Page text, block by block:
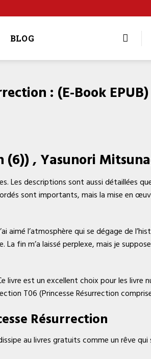
BLOG
: (E-Book EPUB)
(6)) , Yasunori
Les descriptions sont aussi détaillées
sont importants, mais la mise en
aimé l’atmosphère qui se dégage de
fin m’a laissé perplexe, mais je
livre est un excellent choix pour les livre
T06 (Princesse Résurrection
Résurrection
au livres gratuits comme un rêve